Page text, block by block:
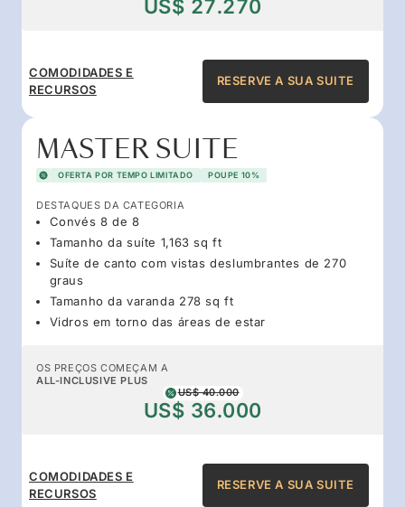
US$ 27.270
COMODIDADES E
RECURSOS
RESERVE A SUA SUITE
MASTER SUITE
OFERTA POR TEMPO LIMITADO POUPE 10%
DESTAQUES DA CATEGORIA
Convés 8 de 8
Tamanho da suíte 1,163 sq ft
Suíte de canto com vistas deslumbrantes de 270
graus
Tamanho da varanda 278 sq ft
Vidros em torno das áreas de estar
OS PREÇOS COMEÇAM A
ALL-INCLUSIVE PLUS
US$ 40.000
US$ 36.000
COMODIDADES E
RECURSOS
RESERVE A SUA SUITE